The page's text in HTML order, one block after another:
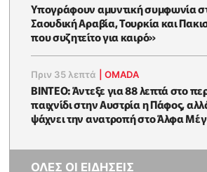
Υπογράφουν αμυντική συμφωνία
Σαουδική Αραβία, Τουρκία και
που συζητείτο για καιρό»
Πριν 35 λεπτά |OMADA
ΒΙΝΤΕΟ: Άντεξε για 88 λεπτά στο
παιχνίδι στην Αυστρία η Πάφος,
ψάχνει την ανατροπή στο Άλφα
ΟΛΕΣ ΟΙ ΕΙΔΗΣΕΙΣ